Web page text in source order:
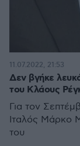
Δεν βγήκε
του Κλάους
Για τον
Ιταλός Μάρκο
του
11.07.2022, 21:53